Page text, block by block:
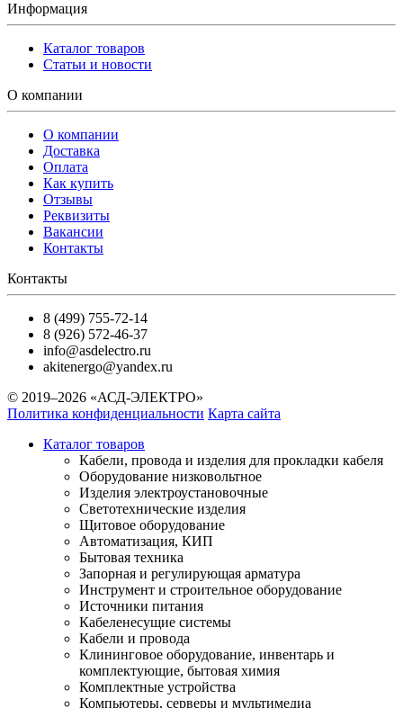
Информация
Каталог товаров
Статьи и новости
О компании
О компании
Доставка
Оплата
Как купить
Отзывы
Реквизиты
Вакансии
Контакты
Контакты
8 (499) 755-72-14
8 (926) 572-46-37
info@asdelectro.ru
akitenergo@yandex.ru
© 2019–2026 «АСД-ЭЛЕКТРО»
Политика конфиденциальности Карта сайта
Каталог товаров
Кабели, провода и изделия для прокладки кабеля
Оборудование низковольтное
Изделия электроустановочные
Светотехнические изделия
Щитовое оборудование
Автоматизация, КИП
Бытовая техника
Запорная и регулирующая арматура
Инструмент и строительное оборудование
Источники питания
Кабеленесущие системы
Кабели и провода
Клининговое оборудование, инвентарь и
комплектующие, бытовая химия
Комплектные устройства
Компьютеры, серверы и мультимедиа